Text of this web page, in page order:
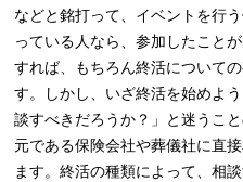
などと銘打って、イベントを行
っている人なら、参加したこと
すれば、もちろん終活について
す。しかし、いざ終活を始めよ
談すべきだろうか？」と迷うこ
元である保険会社や葬儀社に直
ます。終活の種類によって、相